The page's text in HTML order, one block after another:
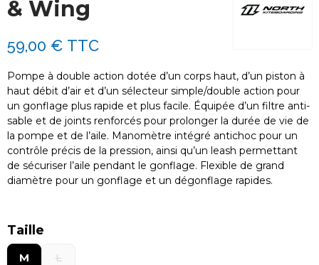
& Wing
59,00 € TTC
Pompe à double action dotée d’un corps haut, d’un piston à
haut débit d’air et d’un sélecteur simple/double action pour
un gonflage plus rapide et plus facile. Équipée d’un filtre anti-
sable et de joints renforcés pour prolonger la durée de vie de
la pompe et de l’aile. Manomètre intégré antichoc pour un
contrôle précis de la pression, ainsi qu’un leash permettant
de sécuriser l’aile pendant le gonflage. Flexible de grand
diamètre pour un gonflage et un dégonflage rapides.
Taille
M L